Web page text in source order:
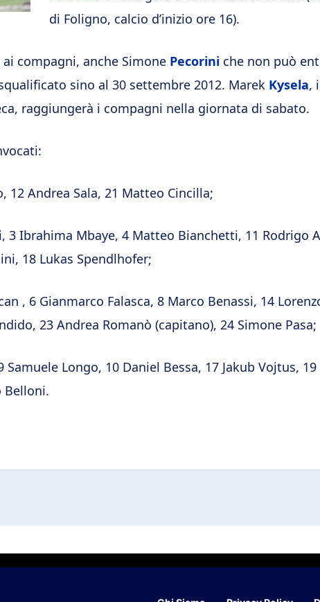
di Foligno, calcio d’inizio ore 16).
compagni, anche Simone Pecorini che non può
sino al 30 settembre 2012. Marek Kysela,
raggiungerà i compagni nella giornata di sabato.
12 Andrea Sala, 21 Matteo Cincilla;
3 Ibrahima Mbaye, 4 Matteo Bianchetti, 11 Rodrigo
18 Lukas Spendlhofer;
, 6 Gianmarco Falasca, 8 Marco Benassi, 14
23 Andrea Romanò (capitano), 24 Simone Pasa;
Samuele Longo, 10 Daniel Bessa, 17 Jakub Vojtus,
Belloni.